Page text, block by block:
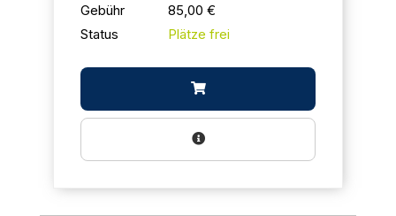
Gebühr
85,00 €
Status
Plätze frei